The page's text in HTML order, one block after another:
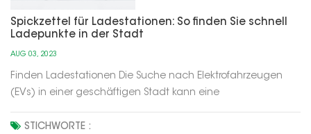
Spickzettel für Ladestationen: So finden Sie schnell
Ladepunkte in der Stadt
AUG 03, 2023
Finden Ladestationen Die Suche nach Elektrofahrzeugen
(EVs) in einer geschäftigen Stadt kann eine
wird es viel einfacher. Dieser Spickzettel zeigt Ihnen, wie Sie
STICHWORTE :